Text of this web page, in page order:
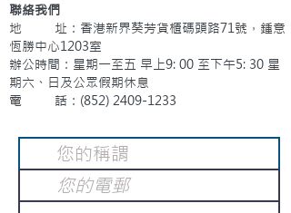
聯絡我們
地 址：香港新界葵芳貨櫃碼頭路71號，鍾意
恆勝中心1203室
辦公時間：星期一至五 早上9: 00 至下午5: 30 星
期六、日及公眾假期休息
電 話：(852) 2409-1233